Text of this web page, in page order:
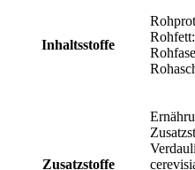
Inhaltsstoffe
Zusatzstoffe